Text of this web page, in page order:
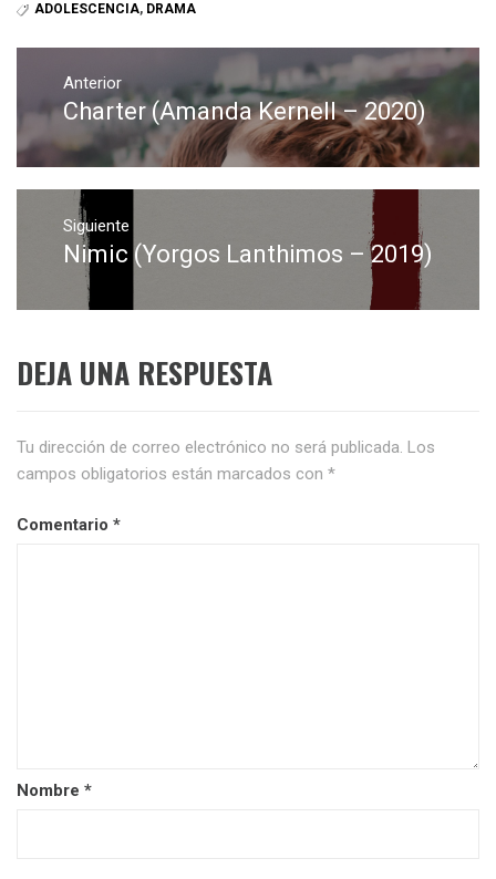
ADOLESCENCIA, DRAMA
Navegación
entradas
Anterior
Entrada
anterior:
Charter (Amanda Kernell – 2020)
Siguiente
Entrada
siguiente:
Nimic (Yorgos Lanthimos – 2019)
DEJA UNA RESPUESTA
Tu dirección de correo electrónico no será publicada. Los
campos obligatorios están marcados con *
Comentario *
Nombre *